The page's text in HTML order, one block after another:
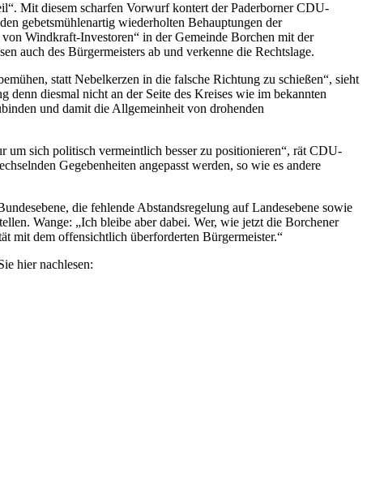
Mit diesem scharfen Vorwurf kontert der Paderborner CDU-
gebetsmühlenartig wiederholten Behauptungen der
Windkraft-Investoren“ in der Gemeinde Borchen mit der
auch des Bürgermeisters ab und verkenne die Rechtslage.
statt Nebelkerzen in die falsche Richtung zu schießen“, sieht
denn diesmal nicht an der Seite des Kreises wie im bekannten
und damit die Allgemeinheit von drohenden
um sich politisch vermeintlich besser zu positionieren“, rät CDU-
Gegebenheiten angepasst werden, so wie es andere
die fehlende Abstandsregelung auf Landesebene sowie
Wange: „Ich bleibe aber dabei. Wer, wie jetzt die Borchener
mit dem offensichtlich überforderten Bürgermeister.“
hier nachlesen: